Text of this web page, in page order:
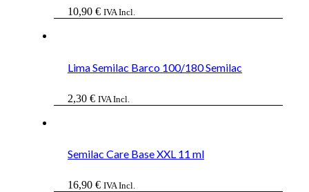
10,90 € IVA Incl.
Lima Semilac Barco 100/180 Semilac
2,30 € IVA Incl.
Semilac Care Base XXL 11 ml
16,90 € IVA Incl.